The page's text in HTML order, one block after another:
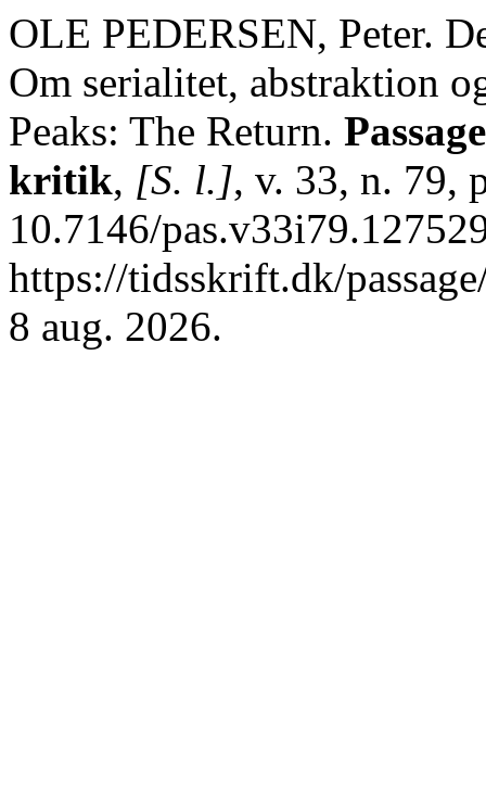
OLE PEDERSEN, Peter.
Om serialitet, abstraktion
Peaks: The Return.
kritik, [S. l.], v. 33, n. 79,
10.7146/
https://tidsskrift.dk/
8 aug. 2026.